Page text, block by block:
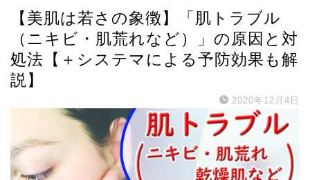
【美肌は若さの象徴】「肌トラブル
（ニキビ・肌荒れなど）」の原因と対
処法【＋システマによる予防効果も解
説】
2020年12月4日